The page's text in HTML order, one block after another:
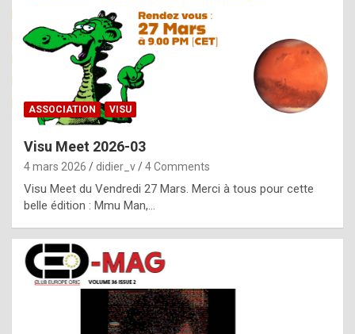
R
o
p
l
c
h
i
ASSOCIATION VISU
Visu Meet 2026-03
4 mars 2026 didier_v 4 Comments
Visu Meet du Vendredi 27 Mars. Merci à tous pour cette
belle édition : Mmu Man,…